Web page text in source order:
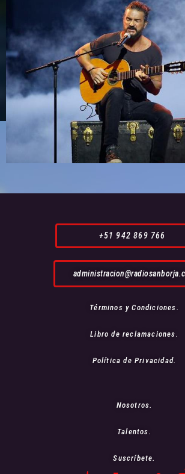
+51 942 869 766
Términos y Condiciones.
Libro de reclamaciones.
Política de Privacidad.
Nosotros.
Talentos.
Suscríbete.